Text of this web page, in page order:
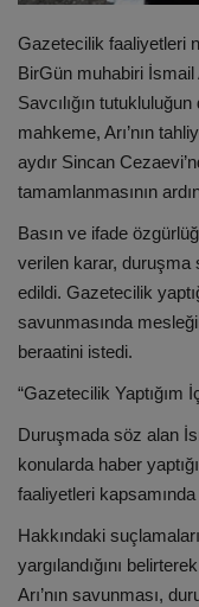
Gazetecilik faaliyetleri
BirGün muhabiri İsmail
Savcılığın
mahkeme, Arı’nın
aydır Sincan
tamamlanmasının
Basın ve ifade
verilen karar, duruşma
edildi. Gazetecilik
savunmasında
beraatini istedi.
“Gazetecilik Yaptığım
Duruşmada söz alan
konularda haber
faaliyetleri
Hakkındaki
yargılandığını
Arı’nın savunması,